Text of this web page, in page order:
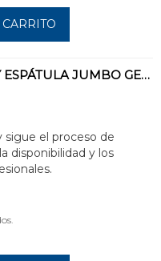
KIT DE CUBO Y ESPÁTULA JUMBO GEL 12000 (GARRAFA 12000ml)
sigue el proceso de
disponibilidad y los